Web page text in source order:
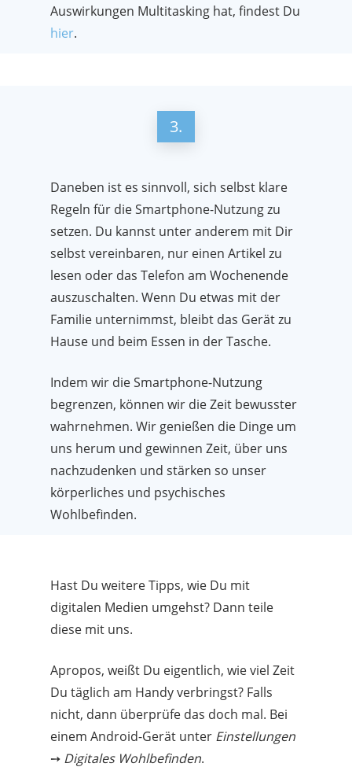
Auswirkungen Multitasking hat, findest Du
hier.
3.
Daneben ist es sinnvoll, sich selbst klare
Regeln für die Smartphone-Nutzung zu
setzen. Du kannst unter anderem mit Dir
selbst vereinbaren, nur einen Artikel zu
lesen oder das Telefon am Wochenende
auszuschalten. Wenn Du etwas mit der
Familie unternimmst, bleibt das Gerät zu
Hause und beim Essen in der Tasche.
Indem wir die Smartphone-Nutzung
begrenzen, können wir die Zeit bewusster
wahrnehmen. Wir genießen die Dinge um
uns herum und gewinnen Zeit, über uns
nachzudenken und stärken so unser
körperliches und psychisches
Wohlbefinden.
Hast Du weitere Tipps, wie Du mit
digitalen Medien umgehst? Dann teile
diese mit uns.
Apropos, weißt Du eigentlich, wie viel Zeit
Du täglich am Handy verbringst? Falls
nicht, dann überprüfe das doch mal. Bei
einem Android-Gerät unter Einstellungen
➙ Digitales Wohlbefinden.